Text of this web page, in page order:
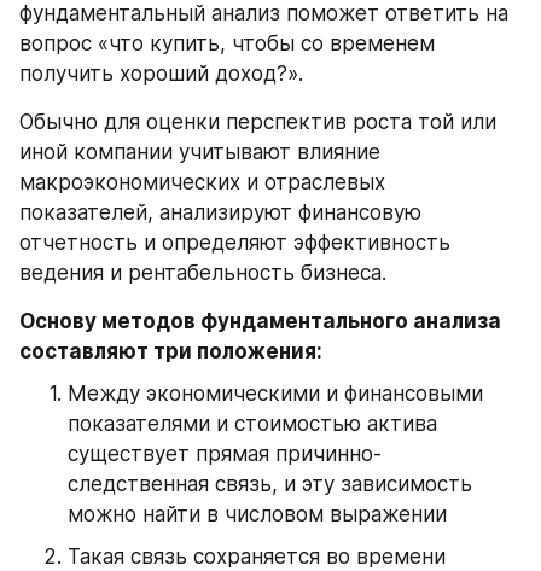
фундаментальный анализ поможет ответить на
вопрос «что купить, чтобы со временем
получить хороший доход?».
Обычно для оценки перспектив роста той или
иной компании учитывают влияние
макроэкономических и отраслевых
показателей, анализируют финансовую
отчетность и определяют эффективность
ведения и рентабельность бизнеса.
Основу методов фундаментального анализа
составляют три положения:
Между экономическими и финансовыми
показателями и стоимостью актива
существует прямая причинно-
следственная связь, и эту зависимость
можно найти в числовом выражении
Такая связь сохраняется во времени